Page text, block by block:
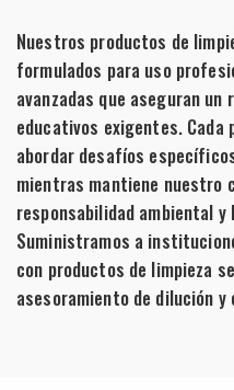
Nuestros productos de
formulados para uso
avanzadas que aseguran
educativos exigentes.
abordar desafíos
mientras mantiene nuestro
responsabilidad ambiental
Suministramos a
con productos de limpieza
asesoramiento de dilución